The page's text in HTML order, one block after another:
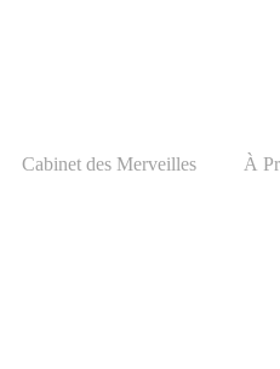
Cabinet des Merveilles À